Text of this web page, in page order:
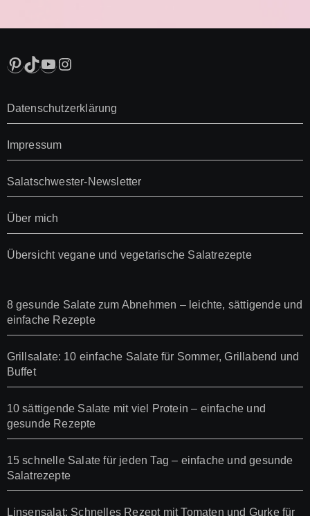
Pinterest
TikTok
YouTube
Instagram
Datenschutzerklärung
Impressum
Salatschwester-Newsletter
Über mich
Übersicht vegane und vegetarische Salatrezepte
8 gesunde Salate zum Abnehmen – leichte, sättigende und
einfache Rezepte
Grillsalate: 10 einfache Salate für Sommer, Grillabend und
Buffet
10 sättigende Salate mit viel Protein – einfache und
gesunde Rezepte
15 schnelle Salate für jeden Tag – einfache und gesunde
Salatrezepte
Linsensalat: Schnelles Rezept mit Tomaten und Gurke für